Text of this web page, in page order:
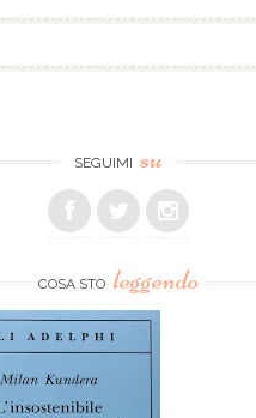
SEGUIMI su
COSA STO leggendo